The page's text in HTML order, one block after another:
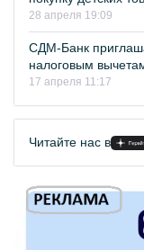
28 апреля 19:09
СДМ-Банк
налоговым
17 апреля 11:17
Читайте нас в